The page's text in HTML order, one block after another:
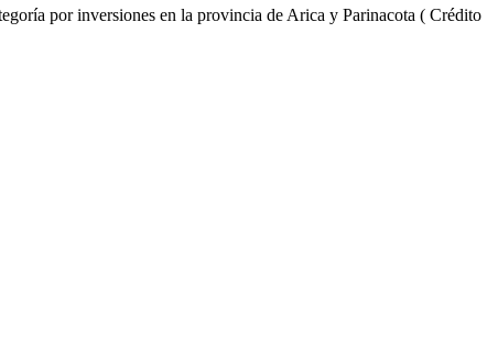
por inversiones en la provincia de Arica y Parinacota ( Crédito